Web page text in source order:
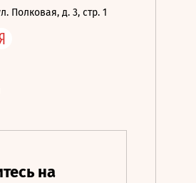
Полковая, д. 3, стр. 1